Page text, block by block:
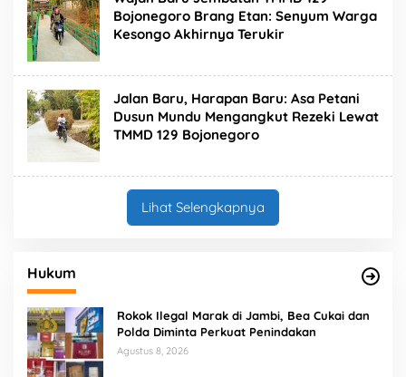
Bojonegoro Brang Etan: Senyum Warga
Kesongo Akhirnya Terukir
Jalan Baru, Harapan Baru: Asa Petani
Dusun Mundu Mengangkut Rezeki Lewat
TMMD 129 Bojonegoro
Lihat Selengkapnya
Hukum
Rokok Ilegal Marak di Jambi, Bea Cukai dan
Polda Diminta Perkuat Penindakan
Agustus 8, 2026